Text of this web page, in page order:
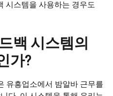
시스템을 사용하는 경우도
백 시스템의
가?
유흥업소에서 밤알바 근무를